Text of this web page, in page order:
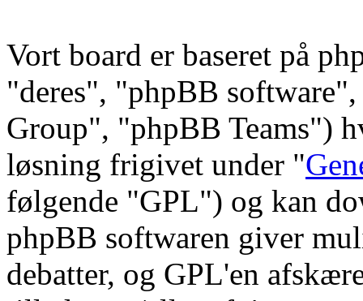
Vort board er baseret på
"deres", "phpBB
Group", "phpBB Teams")
løsning frigivet under "
følgende "GPL") og kan
phpBB softwaren giver
debatter, og GPL'en